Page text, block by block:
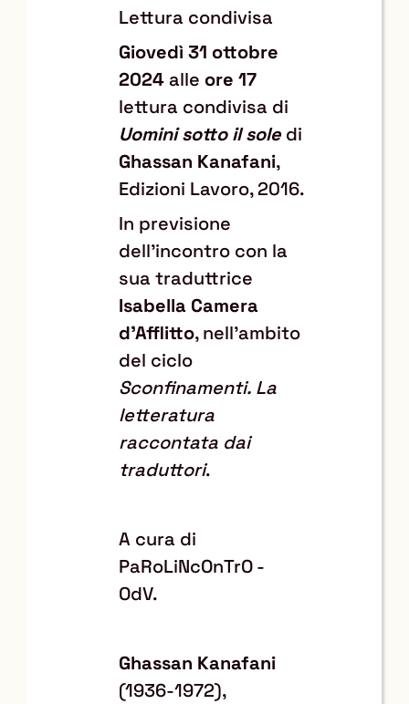
Lettura condivisa
Giovedì 31 ottobre
2024 alle ore 17
lettura condivisa di
Uomini sotto il soledi
Ghassan Kanafani,
Edizioni Lavoro, 2016.
In previsione
dell'incontro con la
sua traduttrice
Isabella Camera
d'Afflitto, nell'ambito
del ciclo
Sconfinamenti. La
letteratura
raccontata dai
traduttori.
A cura di
PaRoLiNcOnTrO -
OdV.
Ghassan Kanafani
(1936-1972),